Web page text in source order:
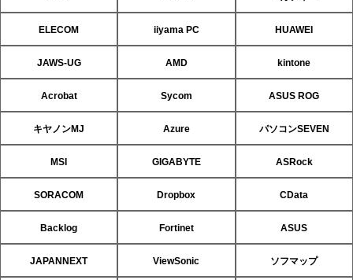
ELECOM iiyama PC HUAWEI
JAWS-UG AMD kintone
Acrobat Sycom ASUS ROG
キヤノンMJ Azure パソコンSEVEN
MSI GIGABYTE ASRock
SORACOM Dropbox CData
Backlog Fortinet ASUS
JAPANNEXT ViewSonic ソフマップ